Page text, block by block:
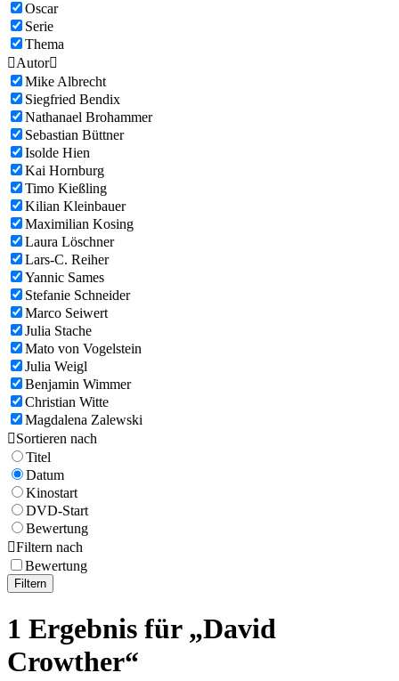
Oscar
Serie
Thema
Autor
Mike Albrecht
Siegfried Bendix
Nathanael Brohammer
Sebastian Büttner
Isolde Hien
Kai Hornburg
Timo Kießling
Kilian Kleinbauer
Maximilian Kosing
Laura Löschner
Lars-C. Reiher
Yannic Sames
Stefanie Schneider
Marco Seiwert
Julia Stache
Mato von Vogelstein
Julia Weigl
Benjamin Wimmer
Christian Witte
Magdalena Zalewski
Sortieren nach
Titel
Datum
Kinostart
DVD-Start
Bewertung
Filtern nach
Bewertung
Filtern
1 Ergebnis für „David
Crowther“